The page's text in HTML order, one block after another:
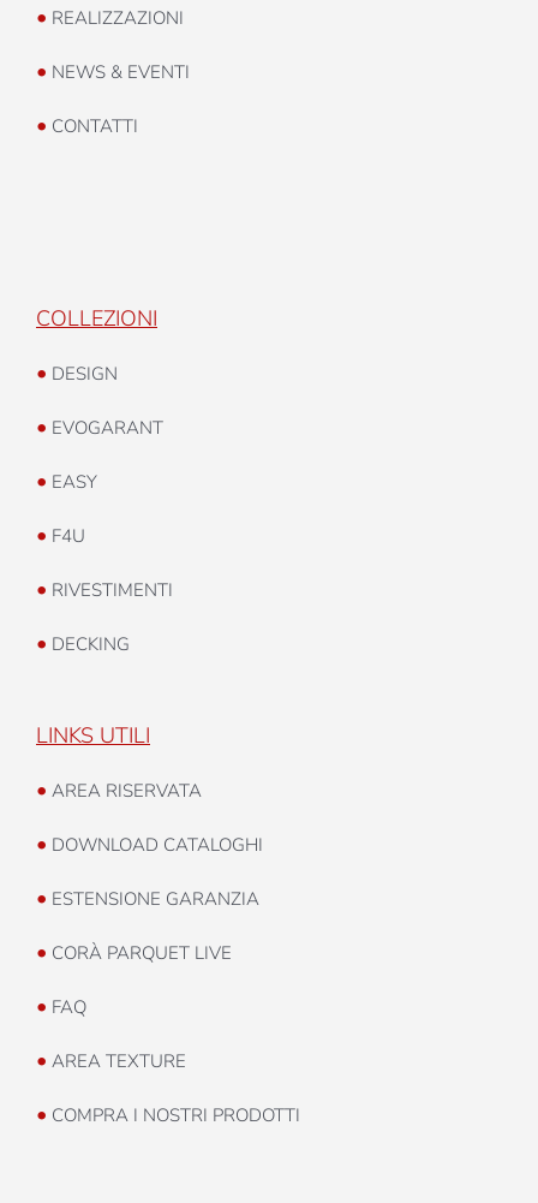
• REALIZZAZIONI
• NEWS & EVENTI
• CONTATTI
COLLEZIONI
• DESIGN
• EVOGARANT
• EASY
• F4U
• RIVESTIMENTI
• DECKING
LINKS UTILI
• AREA RISERVATA
• DOWNLOAD CATALOGHI
• ESTENSIONE GARANZIA
• CORÀ PARQUET LIVE
• FAQ
• AREA TEXTURE
• COMPRA I NOSTRI PRODOTTI